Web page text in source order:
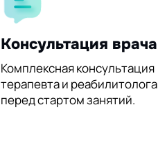
Консультация врача
Комплексная консультация
терапевта и реабилитолога
перед стартом занятий.